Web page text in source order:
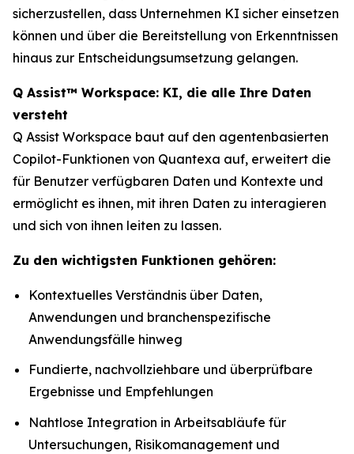
sicherzustellen, dass Unternehmen KI sicher einsetzen
können und über die Bereitstellung von Erkenntnissen
hinaus zur Entscheidungsumsetzung gelangen.
Q Assist™ Workspace: KI, die alle Ihre Daten
versteht
Q Assist Workspace baut auf den agentenbasierten
Copilot-Funktionen von Quantexa auf, erweitert die
für Benutzer verfügbaren Daten und Kontexte und
ermöglicht es ihnen, mit ihren Daten zu interagieren
und sich von ihnen leiten zu lassen.
Zu den wichtigsten Funktionen gehören:
Kontextuelles Verständnis über Daten,
Anwendungen und branchenspezifische
Anwendungsfälle hinweg
Fundierte, nachvollziehbare und überprüfbare
Ergebnisse und Empfehlungen
Nahtlose Integration in Arbeitsabläufe für
Untersuchungen, Risikomanagement und